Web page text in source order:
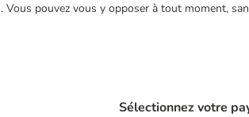
pouvez vous y opposer à tout moment,
Sélectionnez votre